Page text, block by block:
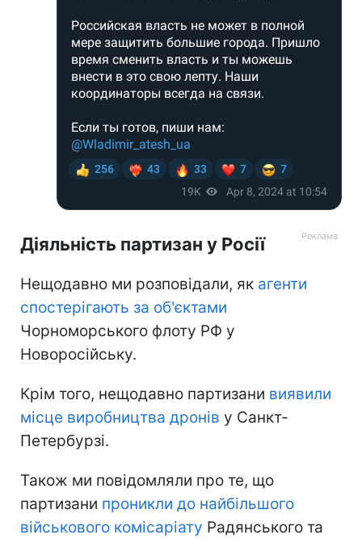
Діяльність партизан у Росії
Нещодавно ми розповідали, як агенти
спостерігають за об'єктами
Чорноморського флоту РФ у
Новоросійську.
Крім того, нещодавно партизани виявили
місце виробництва дронів у Санкт-
Петербурзі.
Також ми повідомляли про те, що
партизани проникли до найбільшого
військового комісаріату Радянського та